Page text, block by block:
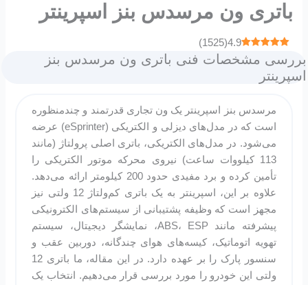
باتری ون مرسدس بنز اسپرینتر
4.9
(
1525
)
بررسی مشخصات فنی باتری ون مرسدس بنز
اسپرینتر
مرسدس بنز اسپرینتر یک ون تجاری قدرتمند و چندمنظوره
است که در مدل‌های دیزلی و الکتریکی (eSprinter) عرضه
می‌شود. در مدل‌های الکتریکی، باتری اصلی پرولتاژ (مانند
113 کیلووات ساعت) نیروی محرکه موتور الکتریکی را
تأمین کرده و برد مفیدی حدود 200 کیلومتر ارائه می‌دهد.
علاوه بر این، اسپرینتر به یک باتری کم‌ولتاژ 12 ولتی نیز
مجهز است که وظیفه پشتیبانی از سیستم‌های الکترونیکی
پیشرفته مانند ABS، ESP، نمایشگر دیجیتال، سیستم
تهویه اتوماتیک، کیسه‌های هوای چندگانه، دوربین عقب و
سنسور پارک را بر عهده دارد. در این مقاله، ما باتری 12
ولتی این خودرو را مورد بررسی قرار می‌دهیم. انتخاب یک